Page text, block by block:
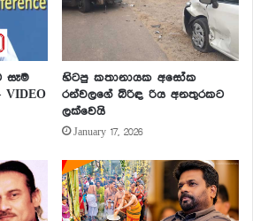
සෑම
හිටපු කතානායක අසෝක
රන්වලගේ බිරිඳ රිය අනතුරකට
ලක්වෙයි
January 17, 2026